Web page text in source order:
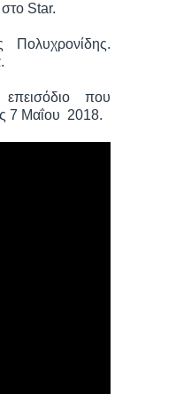
Star.
Πολυχρονίδης.
που
7 Μαΐου 2018.